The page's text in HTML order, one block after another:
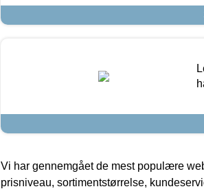
Vi har gennemgået de mest populære
prisniveau, sortimentstørrelse,